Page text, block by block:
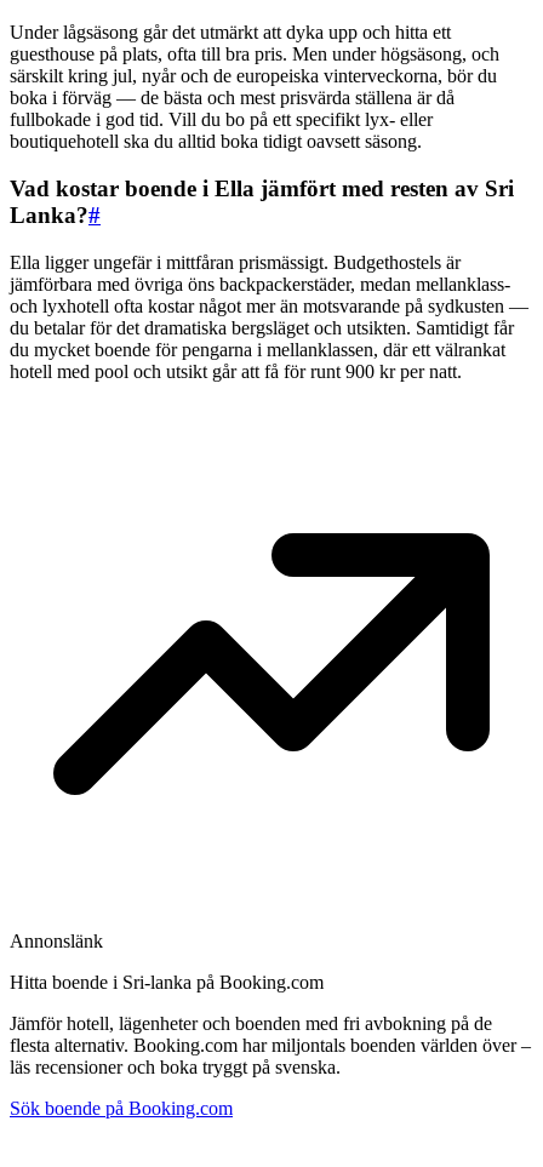
Under lågsäsong går det utmärkt att dyka upp och hitta ett
guesthouse på plats, ofta till bra pris. Men under högsäsong, och
särskilt kring jul, nyår och de europeiska vinterveckorna, bör du
boka i förväg — de bästa och mest prisvärda ställena är då
fullbokade i god tid. Vill du bo på ett specifikt lyx- eller
boutiquehotell ska du alltid boka tidigt oavsett säsong.
Vad kostar boende i Ella jämfört med resten av Sri
Lanka?#
Ella ligger ungefär i mittfåran prismässigt. Budgethostels är
jämförbara med övriga öns backpackerstäder, medan mellanklass-
och lyxhotell ofta kostar något mer än motsvarande på sydkusten —
du betalar för det dramatiska bergsläget och utsikten. Samtidigt får
du mycket boende för pengarna i mellanklassen, där ett välrankat
hotell med pool och utsikt går att få för runt 900 kr per natt.
Annonslänk
Hitta boende i Sri-lanka på Booking.com
Jämför hotell, lägenheter och boenden med fri avbokning på de
flesta alternativ. Booking.com har miljontals boenden världen över –
läs recensioner och boka tryggt på svenska.
Sök boende på Booking.com